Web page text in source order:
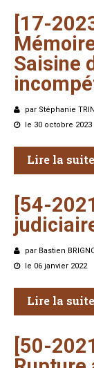
[17-
Saisine
par Stéphanie
le 30 octobre 2023
Lire la suite
[54-
par Bastien
le 06 janvier 2022
Lire la suite
[50-